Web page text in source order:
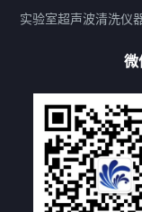
厨具清洗机
超声
高
大型单槽带过滤系
客户定制非标机参考
轮胎清洗机
多频
文章标签
实验室超声波清洗仪
微